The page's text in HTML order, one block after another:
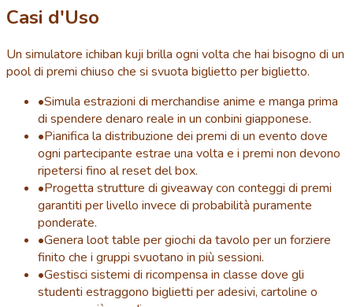
Casi d'Uso
Un simulatore ichiban kuji brilla ogni volta che hai bisogno di un
pool di premi chiuso che si svuota biglietto per biglietto.
•Simula estrazioni di merchandise anime e manga prima
di spendere denaro reale in un conbini giapponese.
•Pianifica la distribuzione dei premi di un evento dove
ogni partecipante estrae una volta e i premi non devono
ripetersi fino al reset del box.
•Progetta strutture di giveaway con conteggi di premi
garantiti per livello invece di probabilità puramente
ponderate.
•Genera loot table per giochi da tavolo per un forziere
finito che i gruppi svuotano in più sessioni.
•Gestisci sistemi di ricompensa in classe dove gli
studenti estraggono biglietti per adesivi, cartoline o